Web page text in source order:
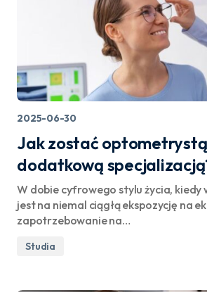
2025-06-30
Jak zostać
dodatkową
W dobie cyfrowego stylu życia, kiedy
jest na niemal ciągłą ekspozycję na
zapotrzebowanie na…
Studia